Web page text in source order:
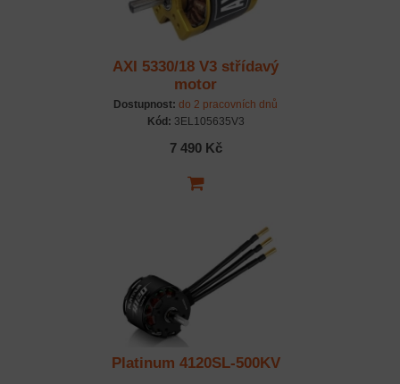
AXI 5330/18 V3 střídavý
motor
Dostupnost: do 2 pracovních dnů
Kód: 3EL105635V3
7 490 Kč
Platinum 4120SL-500KV